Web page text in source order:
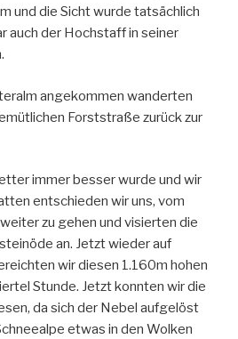
und die Sicht wurde tatsächlich
auch der Hochstaff in seiner
angekommen wanderten
Forststraße zurück zur
immer besser wurde und wir
entschieden wir uns, vom
zu gehen und visierten die
an. Jetzt wieder auf
wir diesen 1.160m hohen
Stunde. Jetzt konnten wir die
da sich der Nebel aufgelöst
etwas in den Wolken